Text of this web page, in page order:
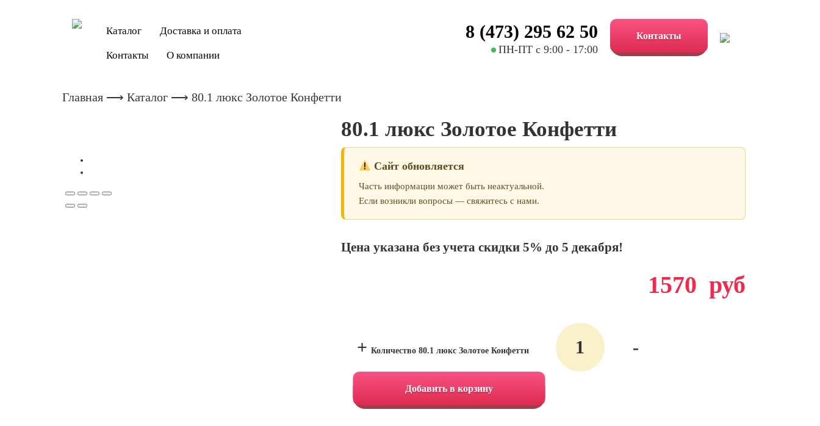
Каталог Доставка и оплата
Контакты О компании
Контакты
8 (473) 295 62 50
ПН-ПТ с 9:00 - 17:00
Главная ⟶ Каталог ⟶ 80.1 люкс Золотое Конфетти
80.1 люкс Золотое Конфетти
Сайт обновляется
Часть информации может быть неактуальной.
Если возникли вопросы — свяжитесь с нами.
Цена указана без учета скидки 5% до 5 декабря!
1570 руб
+ Количество 80.1 люкс Золотое Конфетти -
Добавить в корзину